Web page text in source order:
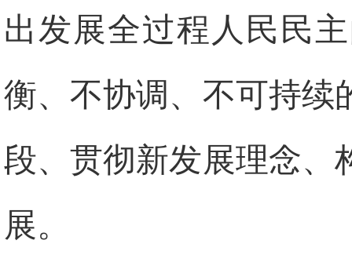
出发展全过程人民民
衡、不协调、不可持续
段、贯彻新发展理念、
展。